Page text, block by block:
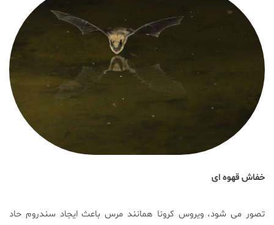
خفاش قهوه ای
تصور می شود، ویروس کرونا همانند مرس باعث ایجاد سندروم حاد